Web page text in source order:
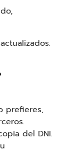
prefieres,
del DNI.